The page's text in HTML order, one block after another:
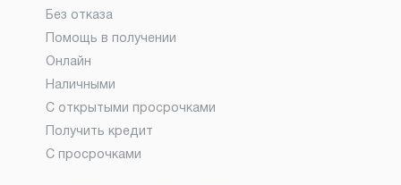
Без отказа
Помощь в получении
Онлайн
Наличными
С открытыми просрочками
Получить кредит
С просрочками